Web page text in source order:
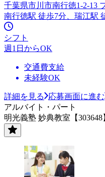
千葉県市川市南行徳1-2-13
南行徳駅 徒歩7分、瑞江駅
シフト
週1日からOK
交通費支給
未経験OK
詳細を見る
応募画面に進む
アルバイト・パート
明光義塾 妙典教室【303648